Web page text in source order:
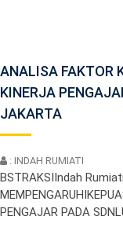
ANALISA FAKTOR
KINERJA
JAKARTA
: INDAH RUMIATI
BSTRAKSIIndah
PENGAJAR PADA